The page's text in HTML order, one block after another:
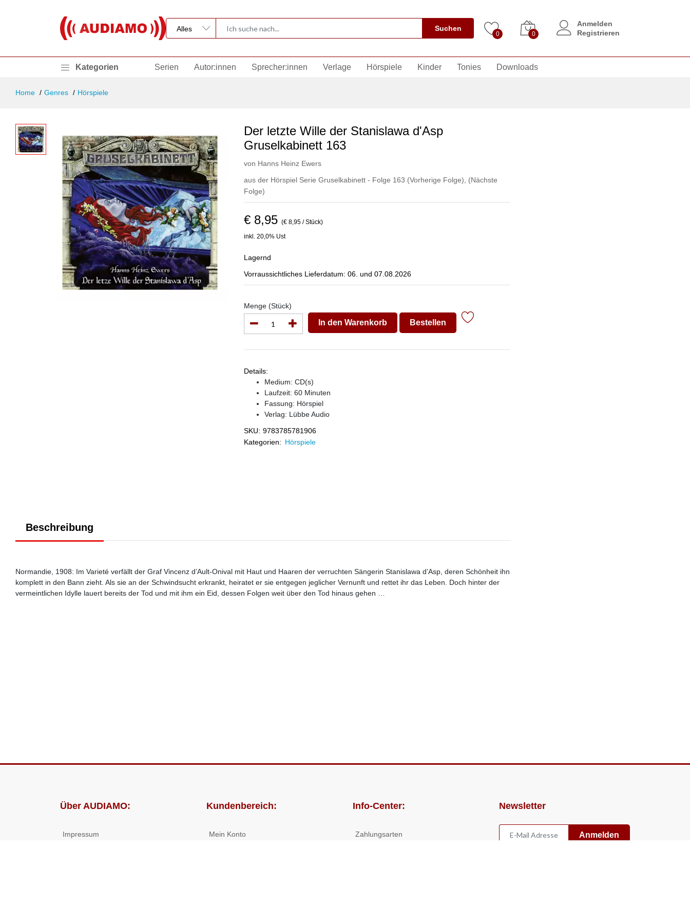
Suchen
0 0
Anmelden
Registrieren
Kategorien Serien Autor:innen Sprecher:innen Verlage Hörspiele Kinder Tonies Downloads
Home Genres Hörspiele
Der letzte Wille der Stanislawa d'Asp
Gruselkabinett 163
von Hanns Heinz Ewers
aus der Hörspiel Serie Gruselkabinett - Folge 163 (Vorherige Folge)
(Nächste
Folge)
€ 8,95 (€ 8,95 / Stück)
inkl. 20,0% Ust
Lagernd
Vorraussichtliches Lieferdatum: 06. und 07.08.2026
Menge (Stück)
In den Warenkorb Bestellen
Details:
Medium: CD(s)
Laufzeit: 60 Minuten
Fassung: Hörspiel
Verlag: Lübbe Audio
SKU: 9783785781906
Kategorien: Hörspiele
Beschreibung
Normandie, 1908: Im Varieté verfällt der Graf Vincenz d’Ault-Onival mit Haut und Haaren der verruchten Sängerin Stanislawa d’Asp, deren Schönheit ihn
komplett in den Bann zieht. Als sie an der Schwindsucht erkrankt, heiratet er sie entgegen jeglicher Vernunft und rettet ihr das Leben. Doch hinter der
vermeintlichen Idylle lauert bereits der Tod und mit ihm ein Eid, dessen Folgen weit über den Tod hinaus gehen …
Über AUDIAMO:
Impressum
Kundenbereich:
Mein Konto
Info-Center:
Zahlungsarten
Newsletter
Anmelden